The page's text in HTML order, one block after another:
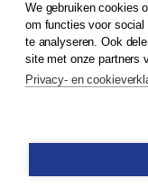
© 2026Koninklijke
Klantenservice
Service & informatie
Contact
We gebruiken cookies
om functies voor social
te analyseren. Ook
site met onze partners
Privacy- en